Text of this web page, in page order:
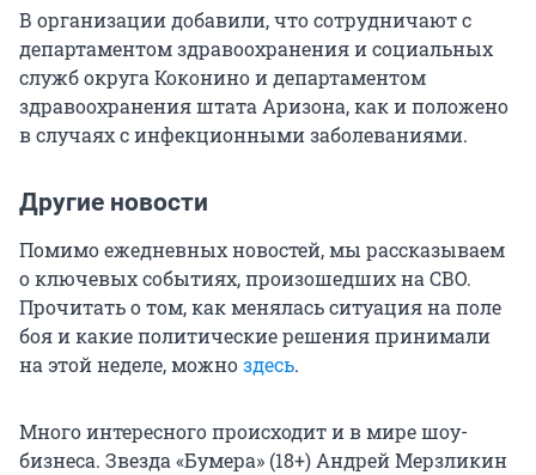
В организации добавили, что сотрудничают с
департаментом здравоохранения и социальных
служб округа Коконино и департаментом
здравоохранения штата Аризона, как и положено
в случаях с инфекционными заболеваниями.
Другие новости
Помимо ежедневных новостей, мы рассказываем
о ключевых событиях, произошедших на СВО.
Прочитать о том, как менялась ситуация на поле
боя и какие политические решения принимали
на этой неделе, можноздесь.
Много интересного происходит и в мире шоу-
бизнеса. Звезда «Бумера» (18+) Андрей Мерзликин